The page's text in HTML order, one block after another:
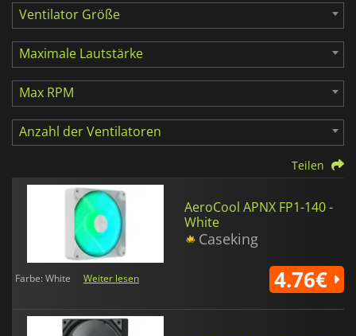
Ventilator Größe
Maximale Lautstärke
Max RPM
Anzahl der Ventilatoren
Teilen
AeroCool APNX FP1-140 -
White
Caseking
Farbe: White Weiter lesen 4.76€